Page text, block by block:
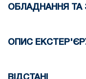
ОБЛАДНАННЯ ТА
Чотири
Посудомийна
ОПИС
Parking spaces